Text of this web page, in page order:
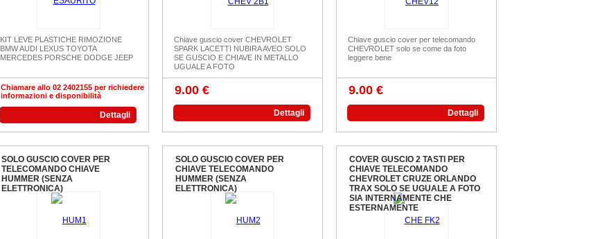
KIT LEVE PLASTICHE RIMOZIONE
BMW AUDI LEXUS TOYOTA
MERCEDES PORSCHE DODGE JEEP
Chiamare allo 02 2402155 per richiedere
informazioni e disponibilità
Dettagli
Chiave guscio cover CHEVROLET
SPARK LACETTI NUBIRA AVEO SOLO
SE GUSCIO E CHIAVE IN METALLO
UGUALE A FOTO
9.00 €
Dettagli
Chiave guscio cover per telecomando
CHEVROLET solo se come da foto
leggere bene
9.00 €
Dettagli
SOLO GUSCIO COVER PER
TELECOMANDO CHIAVE
HUMMER (SENZA
ELETTRONICA)
SOLO GUSCIO COVER PER
CHIAVE TELECOMANDO
HUMMER (SENZA
ELETTRONICA)
COVER GUSCIO 2 TASTI PER
CHIAVE TELECOMANDO
CHEVROLET CRUZE ORLANDO
TRAX SOLO SE UGUALE A FOTO
SIA INTERNAMENTE CHE
ESTERNAMENTE